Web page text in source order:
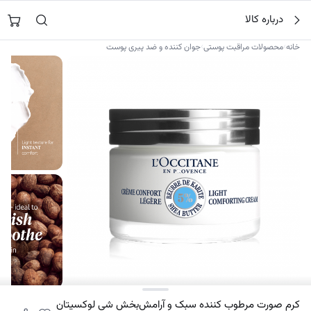
محتوا
جستجو در
درباره کالا
خانه›محصولات مراقبت پوستی›جوان کننده و ضد پیری پوست
کرم صورت مرطوب کننده سبک و آرامش‌بخش شی لوکسیتان